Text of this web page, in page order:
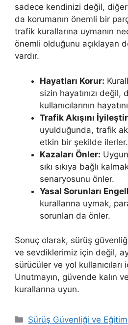
sadece kendinizi değil, diğer
da korumanın önemli bir
trafik kurallarına uymanın
önemli olduğunu açıklayan
vardır.
Hayatları Korur:
sizin hayatınızı değil,
kullanıcılarının
Trafik Akışını
uyulduğunda, trafik
etkin bir şekilde ilerler.
Kazaları Önler:
sıkı sıkıya bağlı
senaryosunu önler.
Yasal Sorunları
kurallarına uymak,
sorunları da önler.
Sonuç olarak, sürüş
ve sevdiklerimiz için değil,
sürücüler ve yol kullanıcıları
Unutmayın, güvende kalın
kurallarına uyun.
Kategoriler
Sürüş Güvenliği ve Eğitim